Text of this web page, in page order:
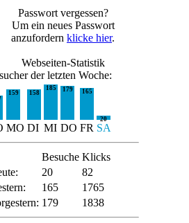
Passwort vergessen?
Um ein neues Passwort
anzufordern klicke hier.
Webseiten-Statistik
der letzten Woche:
159 158
185 179 165
20
MO DI MI DO FR SA
Besuche Klicks
20
82
165
1765
179 1838